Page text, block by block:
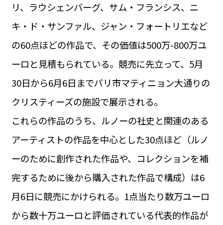
#パリ
#お土産 #トリビア
#データで読み解くフランス
#フランスの教育制度
#アプリ
#いざという時に
#カルカッソンヌ Carcassonne
#サステナブル
#フランス生活
#レシピ #ビューティー
#コスメ
#アルザス地方
#フランスの地方 #フロマージュ
#おでかけ
リ、ラウシェンバーグ、サム・フランシス、ニ
キ・ド・サンファル、ジャン・フォートリエなど
の60点ほどの作品で、その価値は500万-800万ユ
ーロと見積もられている。競売に先立って、5月
30日から6月6日までパリ市マティニョン大通りの
クリスティーズの施設で展示される。
これらの作品のうち、ルノーの社史と関連のある
アーティストの作品を中心とした30点ほど（ルノ
ーのために創作された作品や、コレクションを補
完するために後から購入された作品で構成）は6
月6日に競売にかけられる。1点当たり数万ユーロ
から数十万ユーロと評価されている代表的作品が